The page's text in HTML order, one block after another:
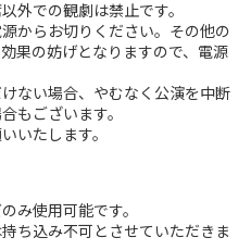
外での観劇は禁止です。
からお切りください。その他の
果の妨げとなりますので、電源
ない場合、やむなく公演を中断
もございます。
いたします。
み使用可能です。
ち込み不可とさせていただきま